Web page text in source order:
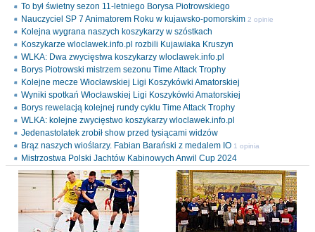
To był świetny sezon 11-letniego Borysa Piotrowskiego
Nauczyciel SP 7 Animatorem Roku w kujawsko-pomorskim 2 opinie
Kolejna wygrana naszych koszykarzy w szóstkach
Koszykarze wloclawek.info.pl rozbili Kujawiaka Kruszyn
WLKA: Dwa zwycięstwa koszykarzy wloclawek.info.pl
Borys Piotrowski mistrzem sezonu Time Attack Trophy
Kolejne mecze Włocławskiej Ligi Koszykówki Amatorskiej
Wyniki spotkań Włocławskiej Ligi Koszykówki Amatorskiej
Borys rewelacją kolejnej rundy cyklu Time Attack Trophy
WLKA: kolejne zwycięstwo koszykarzy wloclawek.info.pl
Jedenastolatek zrobił show przed tysiącami widzów
Brąz naszych wioślarzy. Fabian Barański z medalem IO 1 opinia
Mistrzostwa Polski Jachtów Kabinowych Anwil Cup 2024